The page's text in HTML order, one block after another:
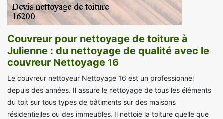
Couvreur pour nettoyage de toiture à
Julienne : du nettoyage de qualité avec le
couvreur Nettoyage 16
Le couvreur nettoyeur Nettoyage 16 est un professionnel
depuis des années. Il assure le nettoyage de tous les éléments
du toit sur tous types de bâtiments sur des maisons
résidentielles ou des immeubles. Il nettoie la toiture quelle que